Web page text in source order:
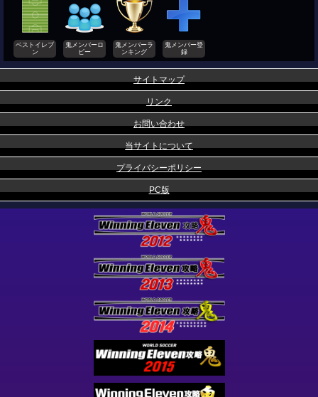
ベストイレブ
ン
鬼メンバーロ
ビー
鬼メンバーラ
ンキング
鬼メンバー登
録
サイトマップ
リンク
お問い合わせ
当サイトについて
プライバシーポリシー
PC版